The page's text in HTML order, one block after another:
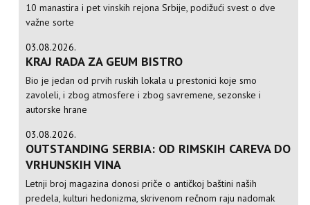
10 manastira i pet vinskih rejona Srbije, podižući svest o dve
važne sorte
03.08.2026.
KRAJ RADA ZA GEUM BISTRO
Bio je jedan od prvih ruskih lokala u prestonici koje smo
zavoleli, i zbog atmosfere i zbog savremene, sezonske i
autorske hrane
03.08.2026.
OUTSTANDING SERBIA: OD RIMSKIH CAREVA DO
VRHUNSKIH VINA
Letnji broj magazina donosi priče o antičkoj baštini naših
predela, kulturi hedonizma, skrivenom rečnom raju nadomak